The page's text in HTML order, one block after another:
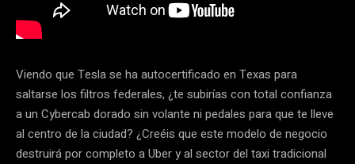
Viendo que Tesla se ha autocertificado en Texas para
saltarse los filtros federales, ¿te subirías con total confianza
a un Cybercab dorado sin volante ni pedales para que te lleve
al centro de la ciudad? ¿Creéis que este modelo de negocio
destruirá por completo a Uber y al sector del taxi tradicional